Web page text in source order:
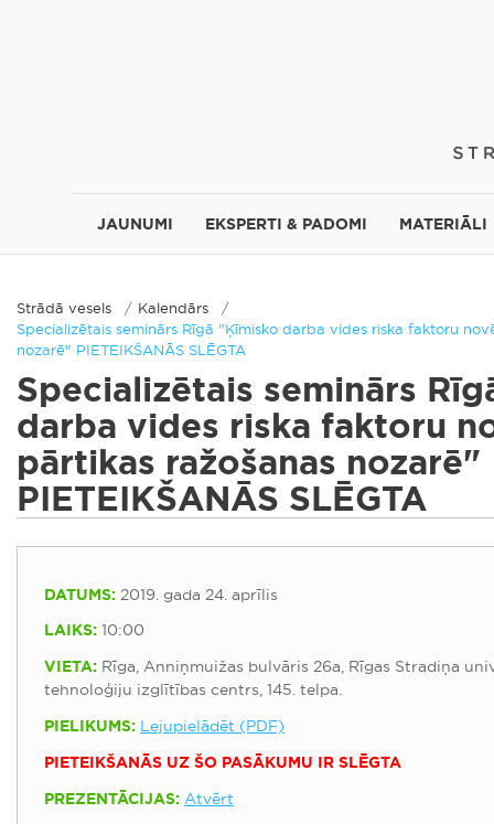
JAUNUMI EKSPERTI & PADOMI MATERIĀLI
Strādā vesels
Kalendārs
Specializētais seminārs Rīgā "Ķīmisko darba vides riska faktoru
nozarē" PIETEIKŠANĀS SLĒGTA
Specializētais seminārs
darba vides riska faktoru
pārtikas ražošanas nozarē"
PIETEIKŠANĀS SLĒGTA
DATUMS: 2019. gada 24. aprīlis
LAIKS: 10:00
VIETA: Rīga, Anniņmuižas bulvāris 26a, Rīgas Stradiņa
tehnoloģiju izglītības centrs, 145. telpa.
PIELIKUMS: Lejupielādēt (PDF)
PIETEIKŠANĀS UZ ŠO PASĀKUMU IR SLĒGTA
PREZENTĀCIJAS: Atvērt